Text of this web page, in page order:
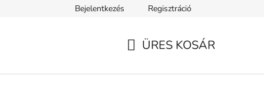
Tanácsok, tippek és érdekességek
Bejelentkezés Regisztráció
ÜRES KOSÁR